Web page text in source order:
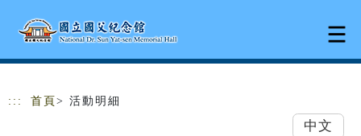
::: 首頁 > 活動明細
中文